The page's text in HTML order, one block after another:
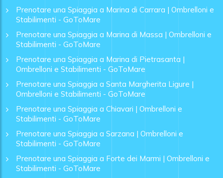
Prenotare una Spiaggia a Marina di Carrara | Ombrelloni e
Stabilimenti - GoToMare
Prenotare una Spiaggia a Marina di Massa | Ombrelloni e
Stabilimenti - GoToMare
Prenotare una Spiaggia a Marina di Pietrasanta |
Ombrelloni e Stabilimenti - GoToMare
Prenotare una Spiaggia a Santa Margherita Ligure |
Ombrelloni e Stabilimenti - GoToMare
Prenotare una Spiaggia a Chiavari | Ombrelloni e
Stabilimenti - GoToMare
Prenotare una Spiaggia a Sarzana | Ombrelloni e
Stabilimenti - GoToMare
Prenotare una Spiaggia a Forte dei Marmi | Ombrelloni e
Stabilimenti - GoToMare